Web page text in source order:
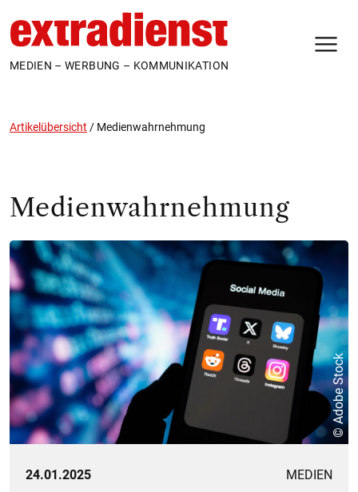
MEDIEN – WERBUNG – KOMMUNIKATION
Artikelübersicht / Medienwahrnehmung
Medienwahrnehmung
© Adobe Stock
24.01.2025 MEDIEN